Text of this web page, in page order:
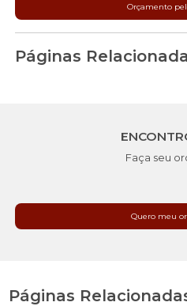
Orçamento
Páginas
Faça seu
Quero meu
Páginas